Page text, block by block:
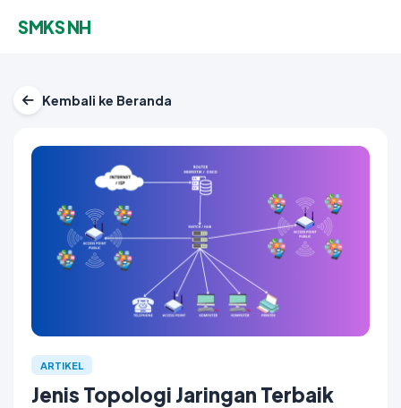
SMKS NH
Kembali ke Beranda
ARTIKEL
Jenis Topologi Jaringan Terbaik